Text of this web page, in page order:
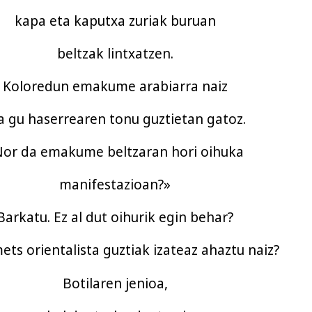
kapa eta kaputxa zuriak buruan
beltzak lintxatzen.
Koloredun emakume arabiarra naiz
gu haserrearen tonu guztietan gatoz.
da emakume beltzaran hori oihuka
manifestazioan?»
Ez al dut oihurik egin behar?
orientalista guztiak izateaz ahaztu naiz?
Botilaren jenioa,